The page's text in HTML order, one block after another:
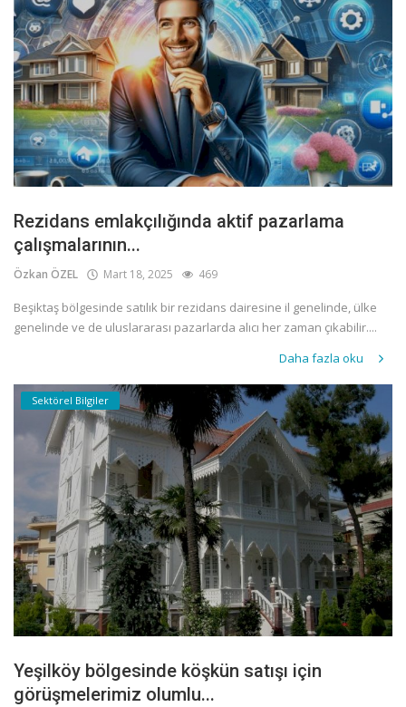
Rezidans emlakçılığında aktif pazarlama
çalışmalarının...
Özkan ÖZEL Mart 18, 2025 469
Beşiktaş bölgesinde satılık bir rezidans dairesine il genelinde, ülke
genelinde ve de uluslararası pazarlarda alıcı her zaman çıkabilir....
Daha fazla oku
Sektörel Bilgiler
Yeşilköy bölgesinde köşkün satışı için
görüşmelerimiz olumlu...